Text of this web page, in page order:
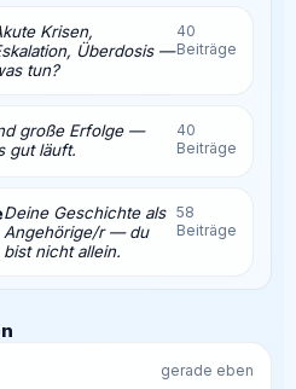
Krisen,
Überdosis —
tun?
40
Beiträge
große Erfolge —
gut läuft.
40
Beiträge
Deine Geschichte als
Angehörige/r — du
bist nicht allein.
58
Beiträge
gerade eben